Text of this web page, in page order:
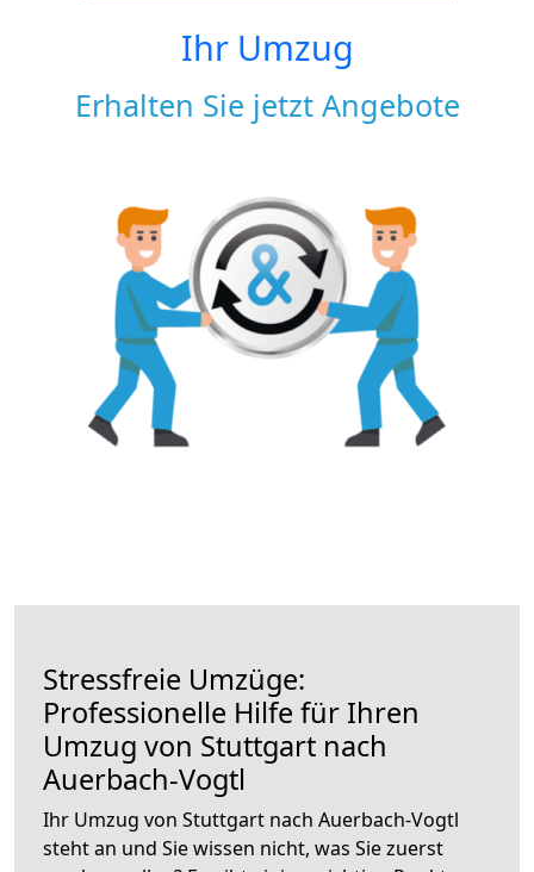
Ihr Umzug
Erhalten Sie jetzt Angebote
Stressfreie Umzüge:
Professionelle Hilfe für Ihren
Umzug von Stuttgart nach
Auerbach-Vogtl
Ihr Umzug von Stuttgart nach Auerbach-Vogtl
steht an und Sie wissen nicht, was Sie zuerst